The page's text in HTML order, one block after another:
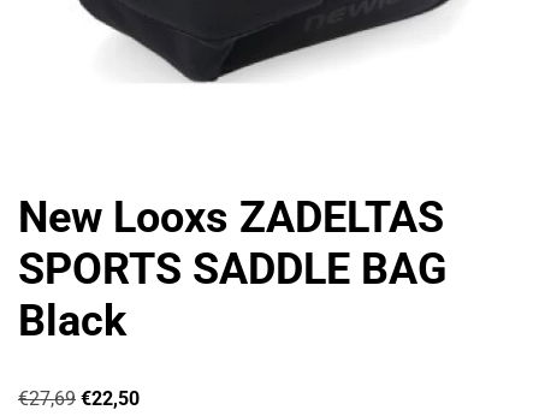
New Looxs ZADELTAS
SPORTS SADDLE BAG
Black
€27,69 €22,50